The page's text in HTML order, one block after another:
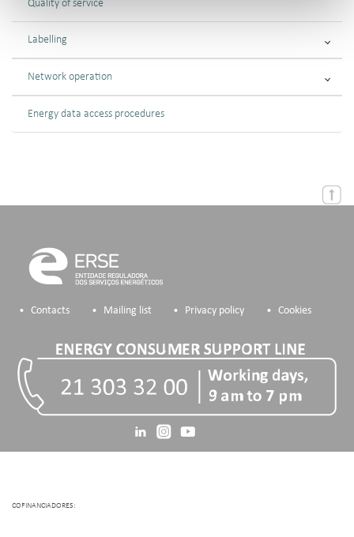
Quality of service
Labelling
Network operation
Energy data access procedures
Contacts Mailing list Privacy policy Cookies
COFINANCIADORES: